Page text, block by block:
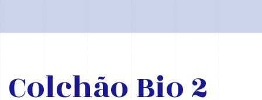
Colchão Bio 2